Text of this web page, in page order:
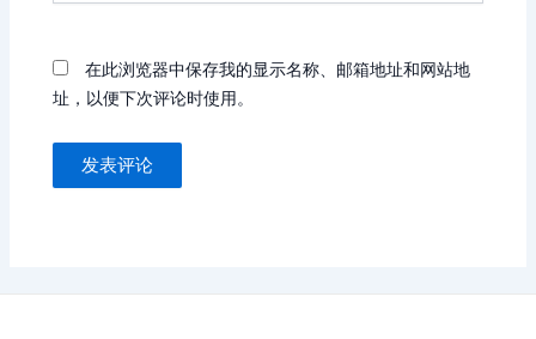
在此浏览器中保存我的显示名称、邮箱地址和网站地
址，以便下次评论时使用。